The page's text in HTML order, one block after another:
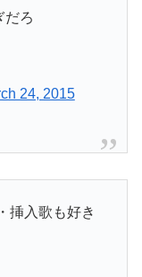
だろ
24, 2015
挿入歌も好き